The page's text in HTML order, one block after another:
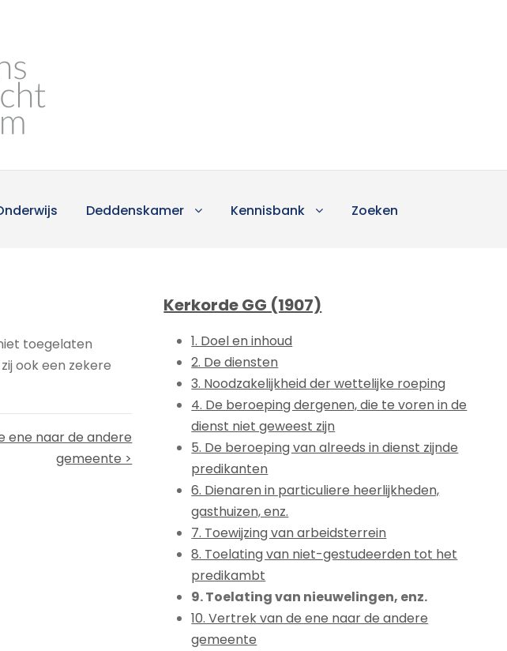
Deddenskamer Kennisbank Zoeken
toegelaten
ook een zekere
ene naar de andere
gemeente >
Kerkorde GG (1907)
1. Doel en inhoud
2. De diensten
3. Noodzakelijkheid der wettelijke roeping
4. De beroeping dergenen, die te voren in de
dienst niet geweest zijn
5. De beroeping van alreeds in dienst zijnde
predikanten
6. Dienaren in particuliere heerlijkheden,
gasthuizen, enz.
7. Toewijzing van arbeidsterrein
8. Toelating van niet-gestudeerden tot het
predikambt
9. Toelating van nieuwelingen, enz.
10. Vertrek van de ene naar de andere
gemeente